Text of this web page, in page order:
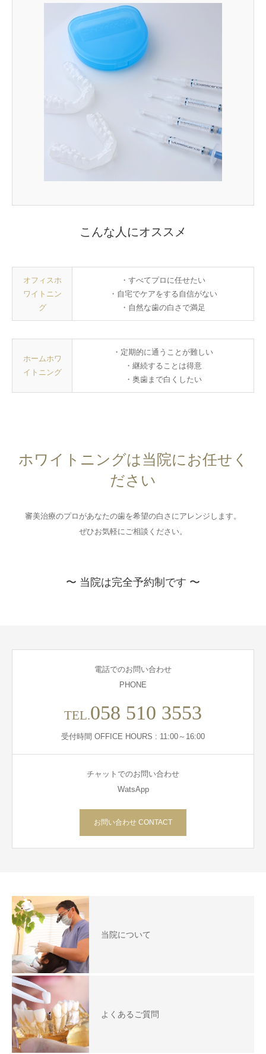
こんな人にオススメ
オフィスホ
ワイトニン
グ
・すべてプロに任せたい
・自宅でケアをする自信がない
・自然な歯の白さで満足
ホームホワ
イトニング
・定期的に通うことが難しい
・継続することは得意
・奥歯まで白くしたい
ホワイトニングは当院にお任せく
ださい
審美治療のプロがあなたの歯を希望の白さにアレンジします。
ぜひお気軽にご相談ください。
〜 当院は完全予約制です 〜
電話でのお問い合わせ
PHONE
TEL.058 510 3553
受付時間 OFFICE HOURS : 11:00～16:00
チャットでのお問い合わせ
WatsApp
お問い合わせ CONTACT
当院について
よくあるご質問